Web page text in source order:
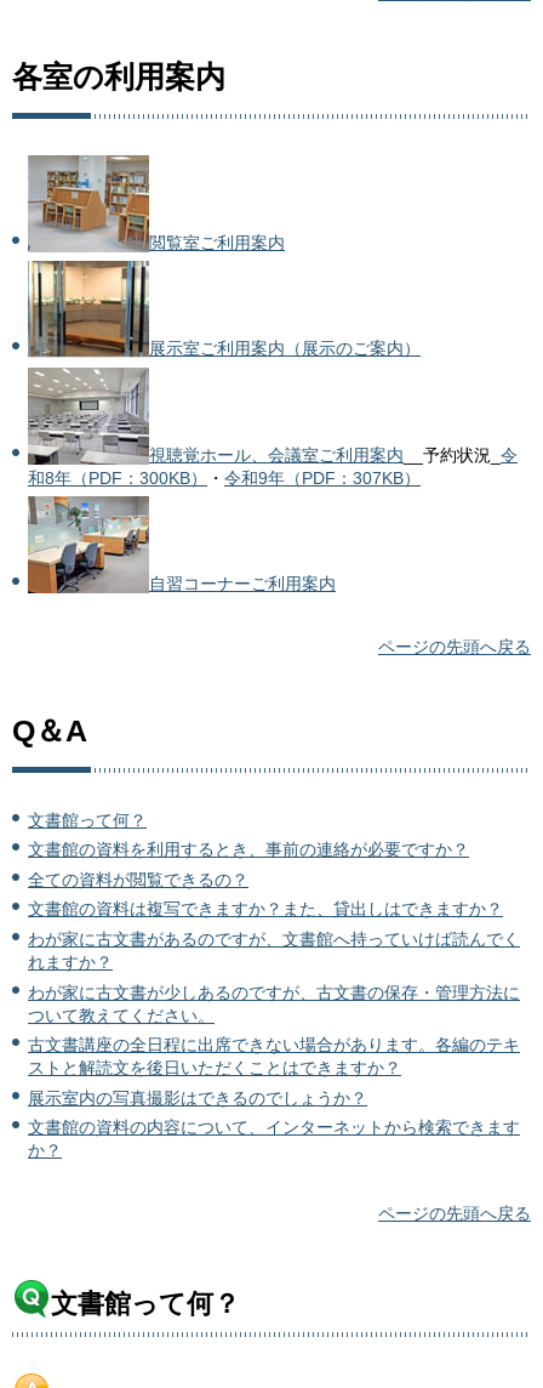
各室の利用案内
閲覧室ご利用案内
展示室ご利用案内（展示のご案内）
視聴覚ホール、会議室ご利用案内 __予約状況_ 令
和8年（PDF：300KB）
・ 令和9年（PDF：307KB）
自習コーナーご利用案内
ページの先頭へ戻る
Q＆A
文書館って何？
文書館の資料を利用するとき、事前の連絡が必要ですか？
全ての資料が閲覧できるの？
文書館の資料は複写できますか？また、貸出しはできますか？
わが家に古文書があるのですが、文書館へ持っていけば読んでく
れますか？
わが家に古文書が少しあるのですが、古文書の保存・管理方法に
ついて教えてください。
古文書講座の全日程に出席できない場合があります。各編のテキ
ストと解読文を後日いただくことはできますか？
展示室内の写真撮影はできるのでしょうか？
文書館の資料の内容について、インターネットから検索できます
か？
ページの先頭へ戻る
文書館って何？